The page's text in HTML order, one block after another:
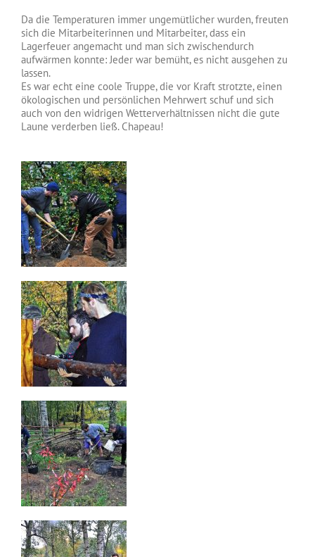
Da die Temperaturen immer ungemütlicher wurden, freuten
sich die Mitarbeiterinnen und Mitarbeiter, dass ein
Lagerfeuer angemacht und man sich zwischendurch
aufwärmen konnte: Jeder war bemüht, es nicht ausgehen zu
lassen.
Es war echt eine coole Truppe, die vor Kraft strotzte, einen
ökologischen und persönlichen Mehrwert schuf und sich
auch von den widrigen Wetterverhältnissen nicht die gute
Laune verderben ließ. Chapeau!